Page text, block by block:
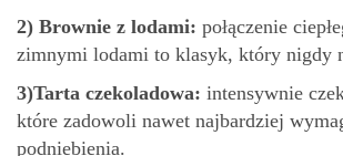
2) Brownie z lodami: połączenie
zimnymi lodami to klasyk, który nigdy
3)Tarta czekoladowa: intensywnie
które zadowoli nawet najbardziej
podniebienia.